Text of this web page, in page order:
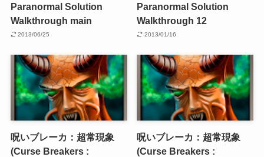
Paranormal Solution
Walkthrough main
2013/06/25
Paranormal Solution
Walkthrough 12
2013/01/16
呪いブレーカ：超常現象
(Curse Breakers :
呪いブレーカ：超常現象
(Curse Breakers :